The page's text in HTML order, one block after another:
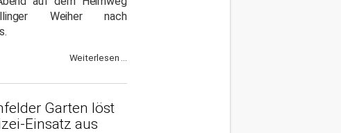
Weiher nach
Weiterlesen ...
Garten löst
Einsatz aus